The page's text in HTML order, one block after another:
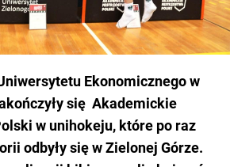
Ekonomicznego w
się Akademickie
w unihokeju, które po raz
odbyły się w Zielonej Górze.